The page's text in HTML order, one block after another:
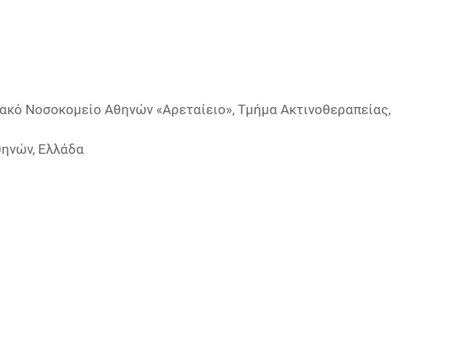
Νοσοκομείο Αθηνών «Αρεταίειο», Τμήμα Ακτινοθεραπείας,
Ελλάδα